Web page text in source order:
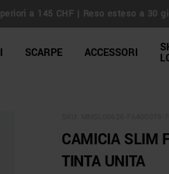
a 145 CHF | Reso esteso a 30
SCARPE ACCESSORI
CAMICIA SLIM
TINTA UNITA